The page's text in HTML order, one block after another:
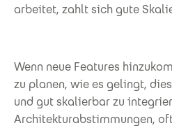
arbeitet, zahlt sich gute
Wenn neue Features
zu planen, wie es gelingt,
und gut skalierbar zu
Architekturabstimmungen,